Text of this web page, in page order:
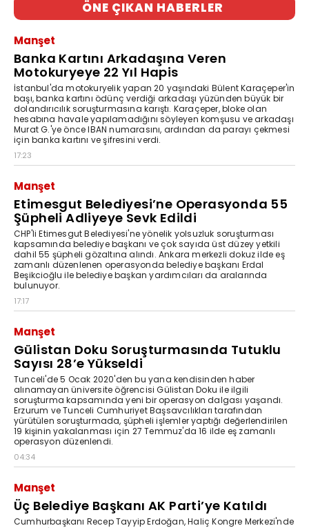
ÖNE ÇIKAN HABERLER
Manşet
Banka Kartını Arkadaşına Veren
Motokuryeye 22 Yıl Hapis
İstanbul'da motokuryelik yapan 20 yaşındaki Bülent Karaçeper'in
başı, banka kartını ödünç verdiği arkadaşı yüzünden büyük bir
dolandırıcılık soruşturmasına karıştı. Karaçeper, bloke olan
hesabına havale yapılamadığını söyleyen komşusu ve arkadaşı
Murat G.'ye önce IBAN numarasını, ardından da parayı çekmesi
için banka kartını ve şifresini verdi.
17:23
Manşet
Etimesgut Belediyesi’ne Operasyonda 55
Şüpheli Adliyeye Sevk Edildi
CHP'li Etimesgut Belediyesi'ne yönelik yolsuzluk soruşturması
kapsamında belediye başkanı ve çok sayıda üst düzey yetkili
dahil 55 şüpheli gözaltına alındı. Ankara merkezli dokuz ilde eş
zamanlı düzenlenen operasyonda belediye başkanı Erdal
Beşikcioğlu ile belediye başkan yardımcıları da aralarında
bulunuyor.
17:17
Manşet
Gülistan Doku Soruşturmasında Tutuklu
Sayısı 28’e Yükseldi
Tunceli'de 5 Ocak 2020'den bu yana kendisinden haber
alınamayan üniversite öğrencisi Gülistan Doku ile ilgili
soruşturma kapsamında yeni bir operasyon dalgası yaşandı.
Erzurum ve Tunceli Cumhuriyet Başsavcılıkları tarafından
yürütülen soruşturmada, şüpheli işlemler yaptığı değerlendirilen
19 kişinin yakalanması için 27 Temmuz'da 16 ilde eş zamanlı
operasyon düzenlendi.
04:34
Manşet
Üç Belediye Başkanı AK Parti’ye Katıldı
Cumhurbaşkanı Recep Tayyip Erdoğan, Haliç Kongre Merkezi'nde